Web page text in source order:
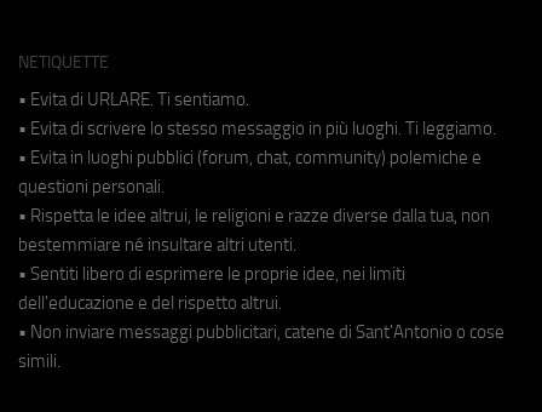
NETIQUETTE
• Evita di URLARE. Ti sentiamo.
• Evita di scrivere lo stesso messaggio in più luoghi. Ti leggiamo.
• Evita in luoghi pubblici (forum, chat, community) polemiche e
questioni personali.
• Rispetta le idee altrui, le religioni e razze diverse dalla tua, non
bestemmiare né insultare altri utenti.
• Sentiti libero di esprimere le proprie idee, nei limiti
dell'educazione e del rispetto altrui.
• Non inviare messaggi pubblicitari, catene di Sant'Antonio o cose
simili.